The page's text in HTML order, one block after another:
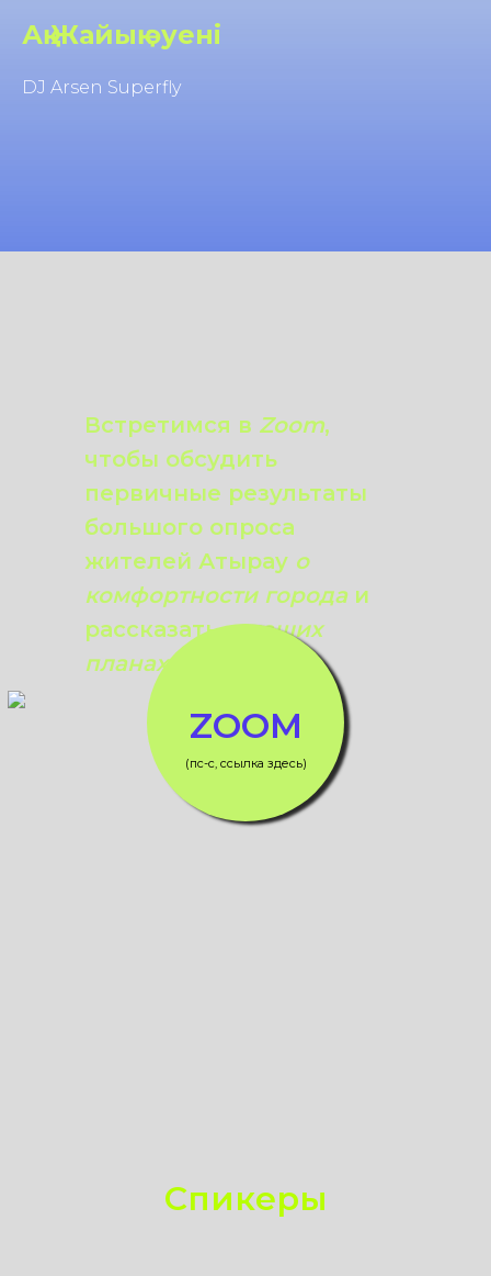
Ақ Жайық әуені
DJ Arsen Superfly
Встретимся в Zoom,
чтобы обсудить
первичные результаты
большого опроса
жителей Атырау о
комфортности городаи
рассказатьо наших
планах.
ZOOM
(пс-с, ссылка здесь)
Спикеры